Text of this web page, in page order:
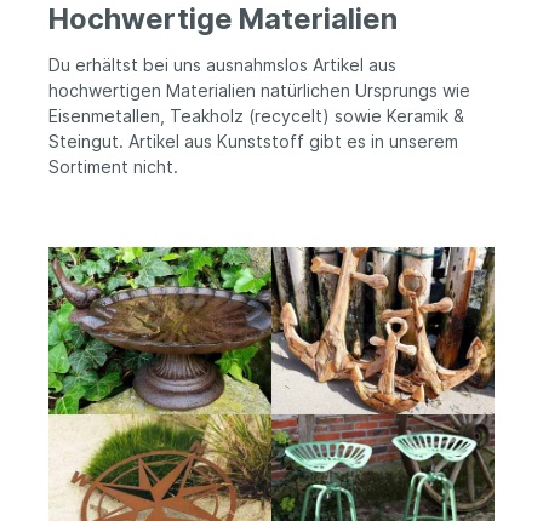
Hochwertige Materialien
Du erhältst bei uns ausnahmslos Artikel aus
hochwertigen Materialien natürlichen Ursprungs wie
Eisenmetallen, Teakholz (recycelt) sowie Keramik &
Steingut. Artikel aus Kunststoff gibt es in unserem
Sortiment nicht.